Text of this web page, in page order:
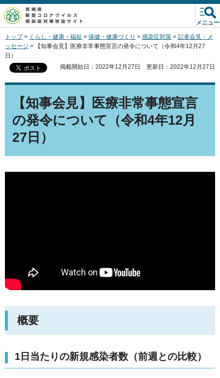
宮崎県新型コロナウイルス
感染症対策特設サイト
メニュー
トップ> くらし・健康・福祉 > 保健・健康づくり > 感染症対策 > 記者会見・メ
ッセージ > 【知事会見】医療非常事態宣言の発令について（令和4年12月27
日）
掲載開始日：2022年12月27日
更新日：2022年12月27日
【知事会見】医療非常事態宣言
の発令について（令和4年12月
27日）
概要
1日当たりの新規感染者数（前週との比較）